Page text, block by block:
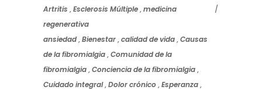
Artritis ,Esclerosis Múltiple,medicina
regenerativa
ansiedad,Bienestar,calidad de vida,Causas
de la fibromialgia,Comunidad de la
fibromialgia,Conciencia de la fibromialgia,
Cuidado integral,Dolor crónico,Esperanza,